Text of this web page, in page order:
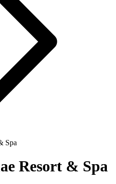
Spa
Resort & Spa